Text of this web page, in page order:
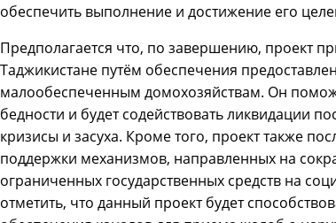
обеспечить выполнение и достижение его
Предполагается что, по завершению, проект
Таджикистане путём обеспечения
малообеспеченным домохозяйствам. Он
бедности и будет содействовать ликвидации
кризисы и засуха. Кроме того, проект также
поддержки механизмов, направленных на
ограниченных государственных средств на
отметить, что данный проект будет